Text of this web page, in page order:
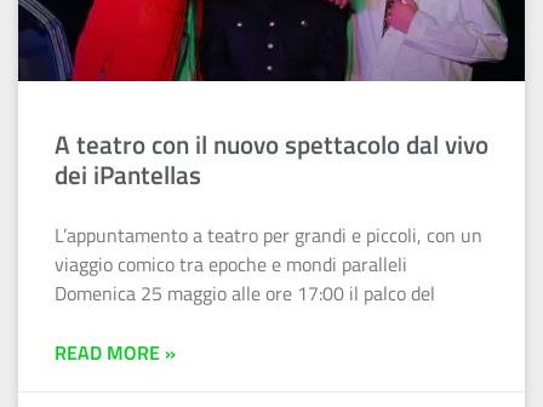
A teatro con il nuovo spettacolo dal vivo
dei iPantellas
L’appuntamento a teatro per grandi e piccoli, con un
viaggio comico tra epoche e mondi paralleli
Domenica 25 maggio alle ore 17:00 il palco del
READ MORE »